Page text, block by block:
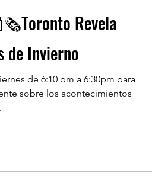
Revela
de Invierno
de 6:10 pm a 6:30pm para
sobre los acontecimientos